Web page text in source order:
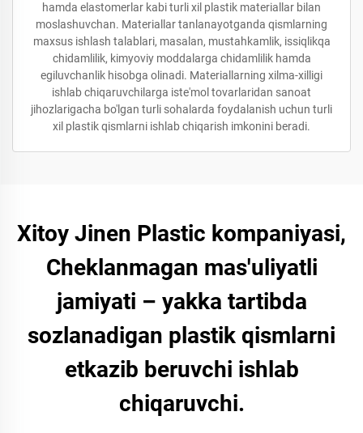
hamda elastomerlar kabi turli xil plastik materiallar bilan
moslashuvchan. Materiallar tanlanayotganda qismlarning
maxsus ishlash talablari, masalan, mustahkamlik, issiqlikqa
chidamlilik, kimyoviy moddalarga chidamlilik hamda
egiluvchanlik hisobga olinadi. Materiallarning xilma-xilligi
ishlab chiqaruvchilarga iste'mol tovarlaridan sanoat
jihozlarigacha bo'lgan turli sohalarda foydalanish uchun turli
xil plastik qismlarni ishlab chiqarish imkonini beradi.
Xitoy Jinen Plastic kompaniyasi,
Cheklanmagan mas'uliyatli
jamiyati – yakka tartibda
sozlanadigan plastik qismlarni
etkazib beruvchi ishlab
chiqaruvchi.